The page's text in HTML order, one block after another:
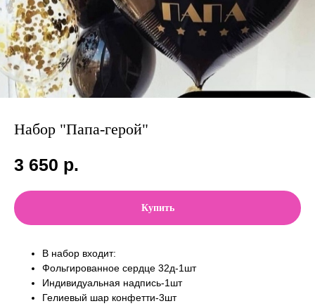
Набор "Папа-герой"
3 650 р.
Купить
В набор входит:
Фольгированное сердце 32д-1шт
Индивидуальная надпись-1шт
Гелиевый шар конфетти-3шт